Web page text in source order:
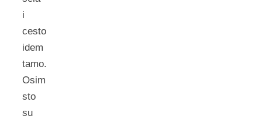
i
cesto
idem
tamo.
Osim
sto
su